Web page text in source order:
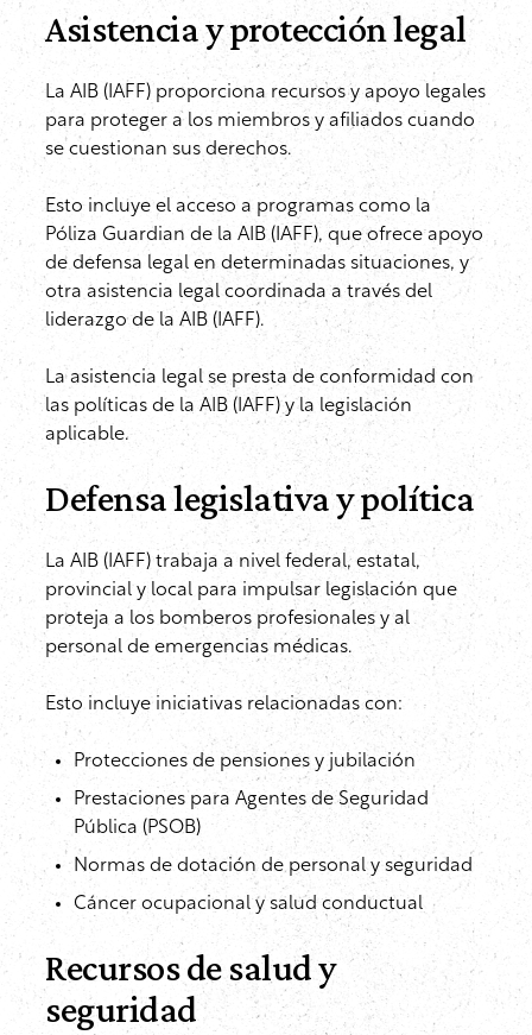
Asistencia y protección legal
La AIB (IAFF) proporciona recursos y apoyo legales
para proteger a los miembros y afiliados cuando
se cuestionan sus derechos.
Esto incluye el acceso a programas como la
Póliza Guardian de la AIB (IAFF), que ofrece apoyo
de defensa legal en determinadas situaciones, y
otra asistencia legal coordinada a través del
liderazgo de la AIB (IAFF).
La asistencia legal se presta de conformidad con
las políticas de la AIB (IAFF) y la legislación
aplicable.
Defensa legislativa y política
La AIB (IAFF) trabaja a nivel federal, estatal,
provincial y local para impulsar legislación que
proteja a los bomberos profesionales y al
personal de emergencias médicas.
Esto incluye iniciativas relacionadas con:
Protecciones de pensiones y jubilación
Prestaciones para Agentes de Seguridad
Pública (PSOB)
Normas de dotación de personal y seguridad
Cáncer ocupacional y salud conductual
Recursos de salud y
seguridad